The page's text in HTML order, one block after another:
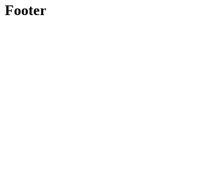
Footer